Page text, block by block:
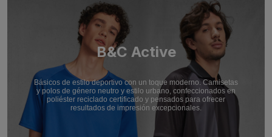
B&C Active
Básicos de estilo deportivo con un toque moderno. Camisetas
y polos de género neutro y estilo urbano, confeccionados en
poliéster reciclado certificado y pensados para ofrecer
resultados de impresión excepcionales.